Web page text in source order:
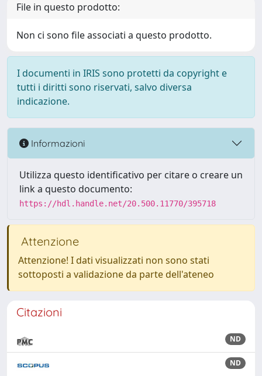
File in questo prodotto:
Non ci sono file associati a questo prodotto.
I documenti in IRIS sono protetti da copyright e
tutti i diritti sono riservati, salvo diversa
indicazione.
Informazioni
Utilizza questo identificativo per citare o creare un
link a questo documento:
https://hdl.handle.net/20.500.11770/395718
Attenzione
Attenzione! I dati visualizzati non sono stati
sottoposti a validazione da parte dell'ateneo
Citazioni
ND
ND